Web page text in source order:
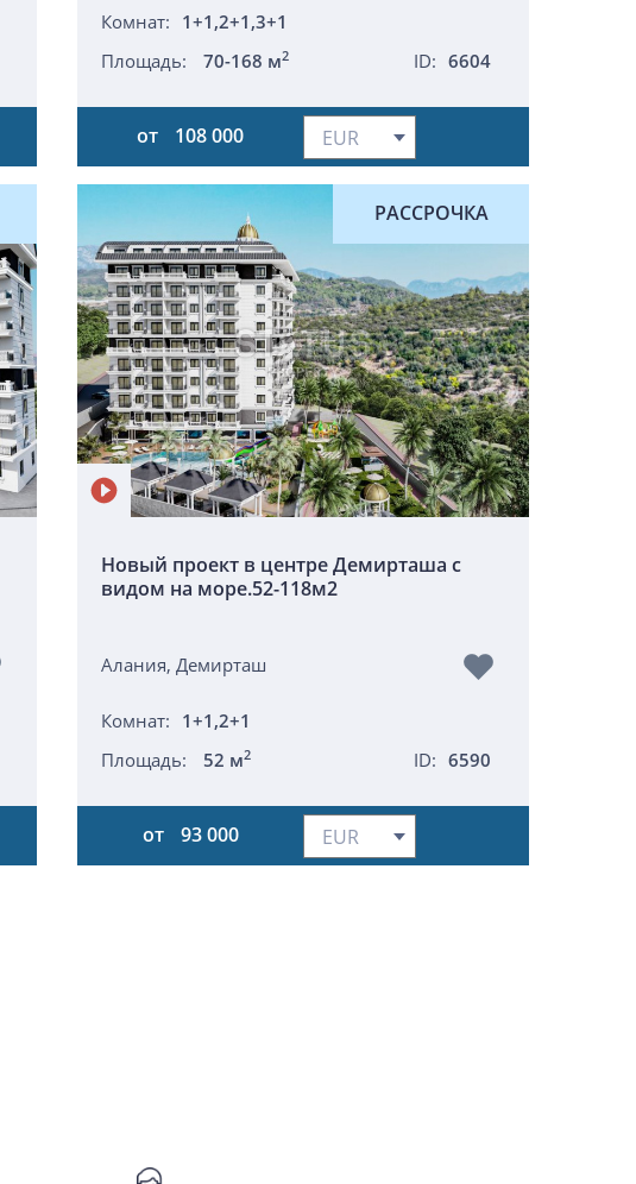
Комнат: 1+1,2+1,3+1
Площадь:
70-168 м2 ID: 6604
от 108 000
РАССРОЧКА
Новый проект в центре Демирташа с
видом на море.52-118м2
Алания, Демирташ
Комнат: 1+1,2+1
Площадь:
52 м2 ID: 6590
от 93 000